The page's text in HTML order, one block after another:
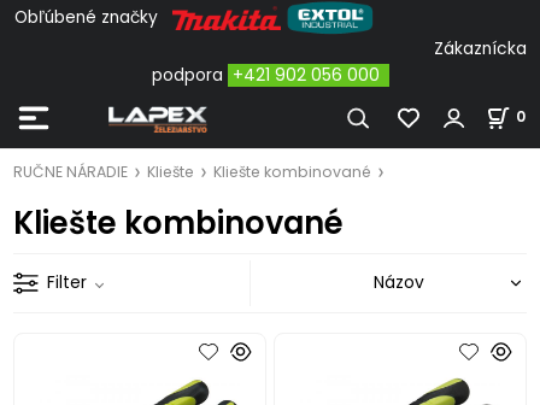
Obľúbené značky
Zákaznícka
podpora +421 902 056 000
0
RUČNE NÁRADIE Kliešte Kliešte kombinované
Kliešte kombinované
Filter